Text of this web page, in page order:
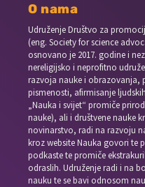
O nama
Udruženje Društvo za
(eng. Society for science
osnovano je 2017. godine i
nereligijsko i neprofitno
razvoja nauke i obrazovanja,
pismenosti, afirmisanje
„Nauka i svijet“ promiče
nauke), ali i društvene nauke
novinarstvo, radi na razvoju
kroz website Nauka govori te
podkaste te promiče
odraslih. Udruženje radi i na
nauku te se bavi odnosom